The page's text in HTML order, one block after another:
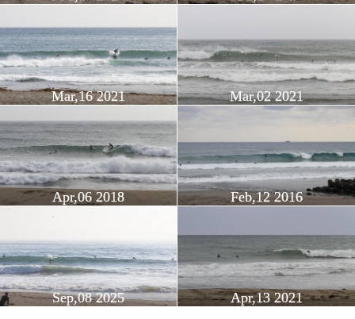
Mar,16 2021 Mar,02 2021
Apr,06 2018 Feb,12 2016
Sep,08 2025 Apr,13 2021